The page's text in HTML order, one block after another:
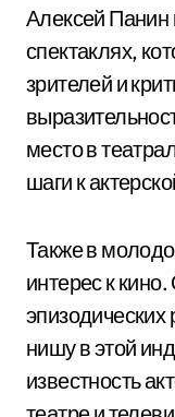
Алексей Панин
спектаклях,
зрителей и
место в
шаги к
Также в
интерес к
нишу в этой
известность